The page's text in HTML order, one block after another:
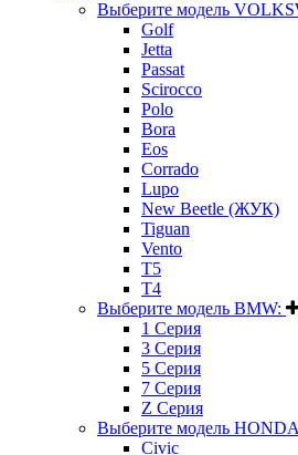
Выберите модель
Golf
Jetta
Passat
Scirocco
Polo
Bora
Eos
Corrado
Lupo
New Beetle (ЖУК)
Tiguan
Vento
T5
T4
Выберите модель BMW:
1 Серия
3 Серия
5 Серия
7 Серия
Z Серия
Выберите модель
Civic